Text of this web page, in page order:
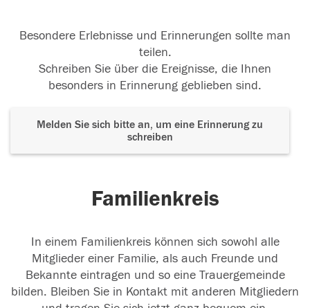
Besondere Erlebnisse und Erinnerungen sollte man
teilen.
Schreiben Sie über die Ereignisse, die Ihnen
besonders in Erinnerung geblieben sind.
Melden Sie sich bitte an, um eine Erinnerung zu
schreiben
Familienkreis
In einem Familienkreis können sich sowohl alle
Mitglieder einer Familie, als auch Freunde und
Bekannte eintragen und so eine Trauergemeinde
bilden. Bleiben Sie in Kontakt mit anderen Mitgliedern